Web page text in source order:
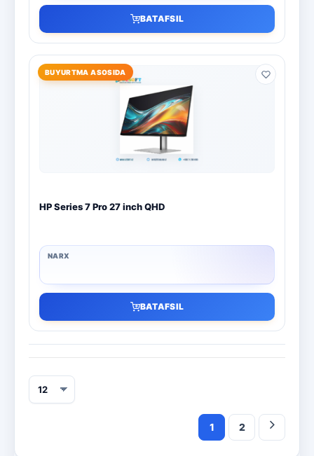
BATAFSIL
BUYURTMA ASOSIDA
HP Series 7 Pro 27 inch QHD
BATAFSIL
1 2